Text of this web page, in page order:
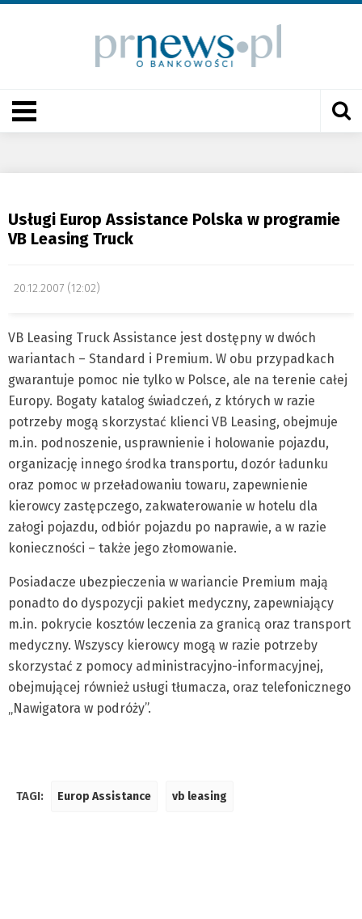
Usługi Europ Assistance Polska w programie
VB Leasing Truck
20.12.2007 (12:02)
VB Leasing Truck Assistance jest dostępny w dwóch
wariantach – Standard i Premium. W obu przypadkach
gwarantuje pomoc nie tylko w Polsce, ale na terenie całej
Europy. Bogaty katalog świadczeń, z których w razie
potrzeby mogą skorzystać klienci VB Leasing, obejmuje
m.in. podnoszenie, usprawnienie i holowanie pojazdu,
organizację innego środka transportu, dozór ładunku
oraz pomoc w przeładowaniu towaru, zapewnienie
kierowcy zastępczego, zakwaterowanie w hotelu dla
załogi pojazdu, odbiór pojazdu po naprawie, a w razie
konieczności – także jego złomowanie.
Posiadacze ubezpieczenia w wariancie Premium mają
ponadto do dyspozycji pakiet medyczny, zapewniający
m.in. pokrycie kosztów leczenia za granicą oraz transport
medyczny. Wszyscy kierowcy mogą w razie potrzeby
skorzystać z pomocy administracyjno-informacyjnej,
obejmującej również usługi tłumacza, oraz telefonicznego
„Nawigatora w podróży”.
TAGI: Europ Assistance vb leasing